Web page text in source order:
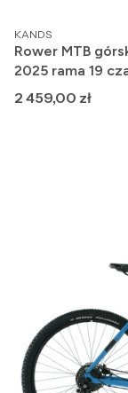
PRODUCENT
KANDS
Rower MTB
2025 rama 19
Cena
2 459,00 zł